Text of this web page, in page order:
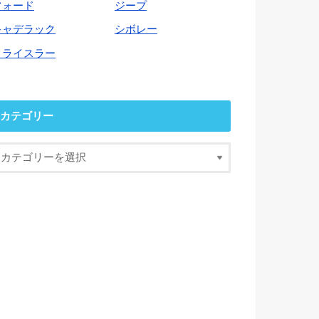
ォード
ャデラック
ライスラー
ジープ
シボレー
カテゴリー